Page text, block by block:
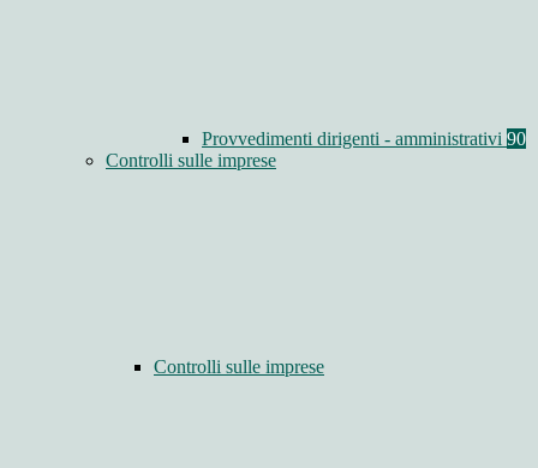
Provvedimenti dirigenti - amministrativi 90
Controlli sulle imprese
Controlli sulle imprese